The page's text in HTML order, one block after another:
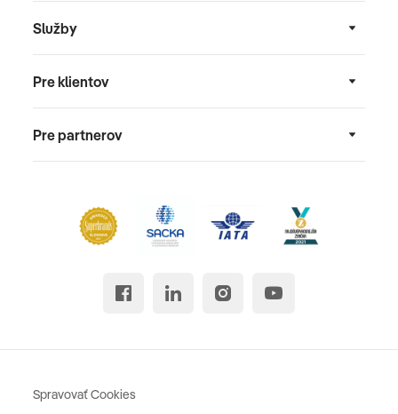
Služby
Pre klientov
Pre partnerov
Spravovať Cookies